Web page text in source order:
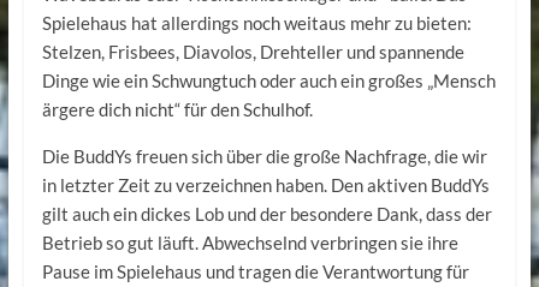
Spielehaus hat allerdings noch weitaus mehr zu bieten:
Stelzen, Frisbees, Diavolos, Drehteller und spannende
Dinge wie ein Schwungtuch oder auch ein großes „Mensch
ärgere dich nicht“ für den Schulhof.
Die BuddYs freuen sich über die große Nachfrage, die wir
in letzter Zeit zu verzeichnen haben. Den aktiven BuddYs
gilt auch ein dickes Lob und der besondere Dank, dass der
Betrieb so gut läuft. Abwechselnd verbringen sie ihre
Pause im Spielehaus und tragen die Verantwortung für